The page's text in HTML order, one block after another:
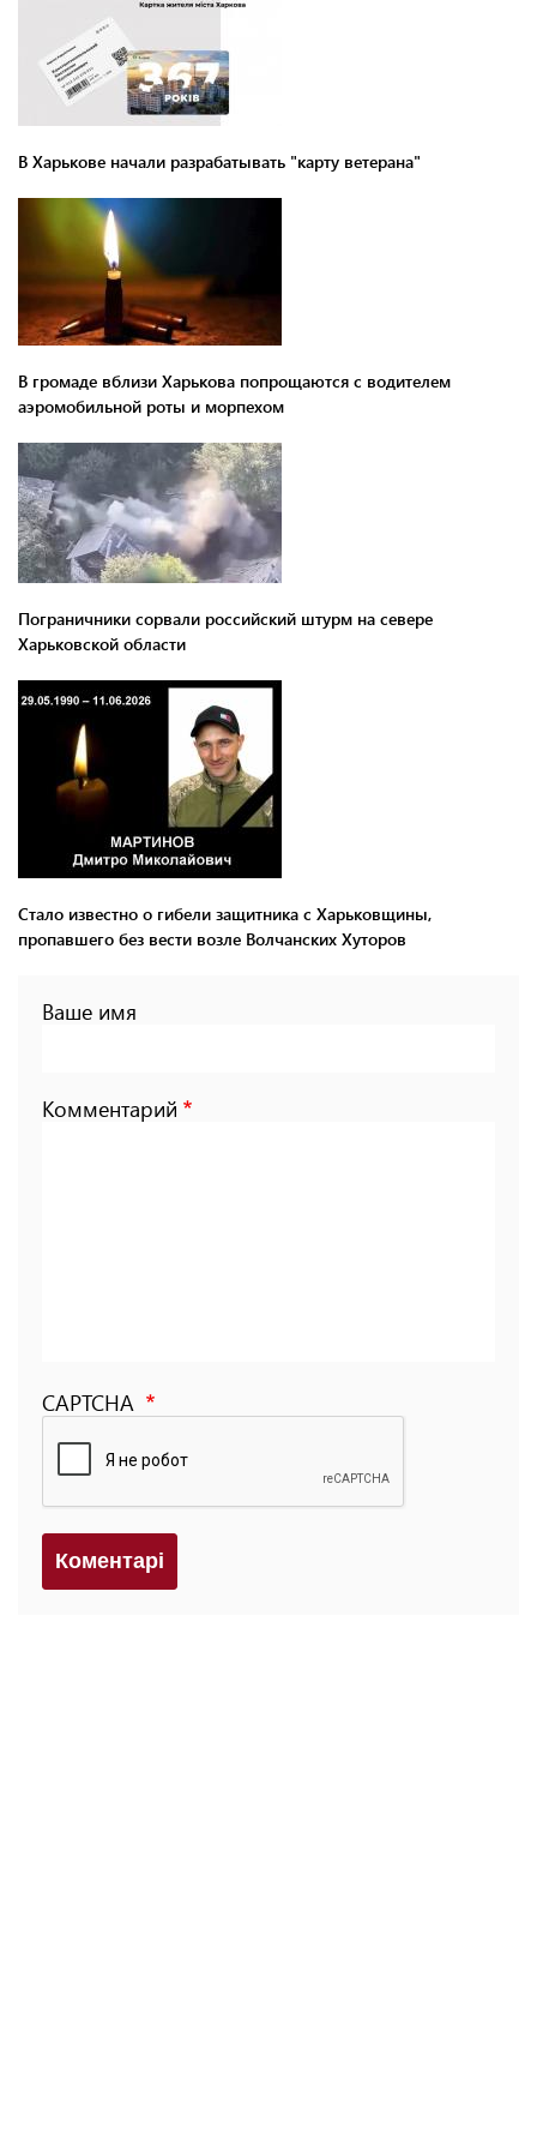
В Харькове начали разрабатывать "карту ветерана"
В громаде вблизи Харькова попрощаются с водителем
аэромобильной роты и морпехом
Пограничники сорвали российский штурм на севере
Харьковской области
Стало известно о гибели защитника с Харьковщины,
пропавшего без вести возле Волчанских Хуторов
Ваше имя
Комментарий
CAPTCHA
Коментарi